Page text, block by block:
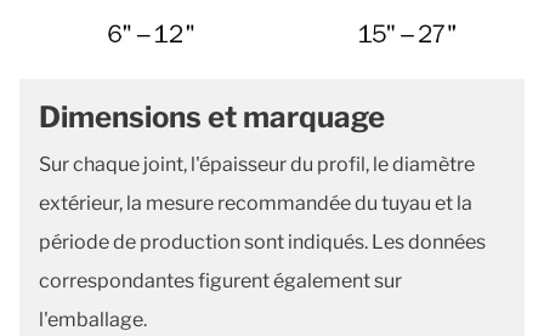
Dimensions et marquage
Sur chaque joint, l'épaisseur du profil, le diamètre
extérieur, la mesure recommandée du tuyau et la
période de production sont indiqués. Les données
correspondantes figurent également sur
l'emballage.